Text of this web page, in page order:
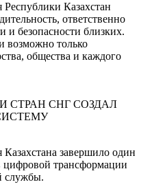
Казахстан
ответственно
и безопасности близких.
возможно только
общества и каждого
СТРАН СНГ СОЗДАЛ
завершило один
трансформации
службы.